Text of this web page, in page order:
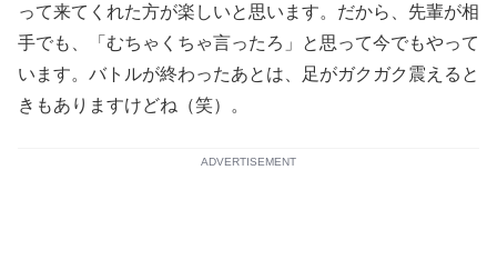
って来てくれた方が楽しいと思います。だから、先輩が相
手でも、「むちゃくちゃ言ったろ」と思って今でもやって
います。バトルが終わったあとは、足がガクガク震えると
きもありますけどね（笑）。
ADVERTISEMENT